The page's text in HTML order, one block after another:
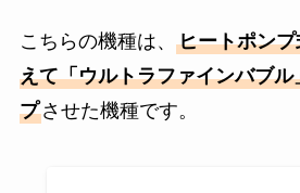
こちらの機種は、 ヒートポン
えて「ウルトラファインバブ
プさせた機種です。